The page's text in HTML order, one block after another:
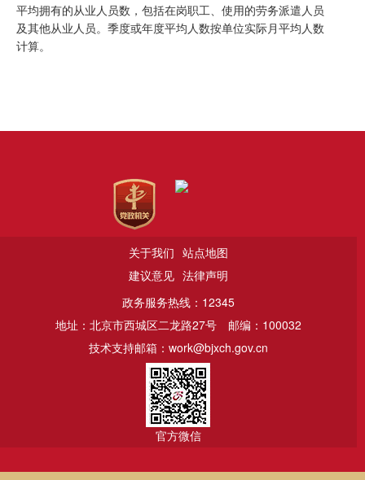
平均拥有的从业人员数，包括在岗职工、使用的劳务派遣人员
及其他从业人员。季度或年度平均人数按单位实际月平均人数
计算。
关于我们 站点地图
建议意见 法律声明
政务服务热线：12345
地址：北京市西城区二龙路27号
邮编：100032
技术支持邮箱：work@bjxch.gov.cn
官方微信